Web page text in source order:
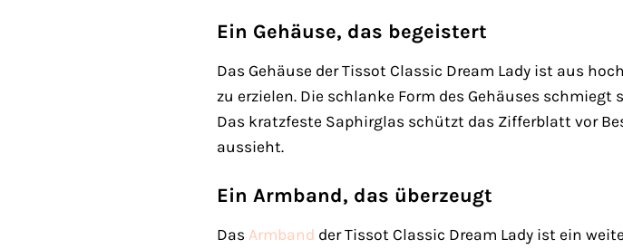
Ein Gehäuse, das begeistert
Das Gehäuse der Tissot Classic Dream Lady ist aus
zu erzielen. Die schlanke Form des Gehäuses
Das kratzfeste Saphirglas schützt das Zifferblatt vor
aussieht.
Ein Armband, das überzeugt
Das Armband der Tissot Classic Dream Lady ist ein